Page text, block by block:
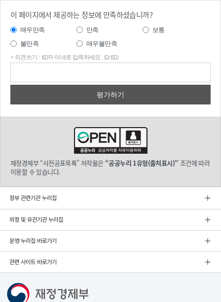
이 페이지에서 제공하는 정보에 만족하셨습니까?
매우만족 만족
보통
불만족
매우불만족
* 의견쓰기 : 60자 이내로 입력하세요. (0/60)
재정경제부 “사전공표목록” 저작물은 “공공누리 1유형(출처표시)” 조건에 따라
이용할 수 있습니다.
정부 관련기관 누리집
외청 및 유관기관 누리집
운영 누리집 바로가기
관련 사이트 바로가기